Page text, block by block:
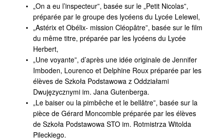
„On a eu l’inspecteur”, basée sur le „Petit Nicolas”,
préparée par le groupe des lycéens du Lycée Lelewel,
„Astérix et Obélix- mission Cléopâtre”, basée sur le film
du même titre, préparée par les lycéens du Lycée
Herbert,
„Une voyante”, d’après une idée originale de Jennifer
Imboden, Lourenco et Delphine Roux préparée par les
élèves de Szkoła Podstawowa z Oddziałami
Dwujęzycznymi im. Jana Gutenberga.
„Le baiser ou la pimbêche et le bellâtre”, basée sur la
pièce de Gérard Moncomble préparée par les élèves
de Szkoła Podstawowa STO im. Rotmistrza Witolda
Pileckiego.